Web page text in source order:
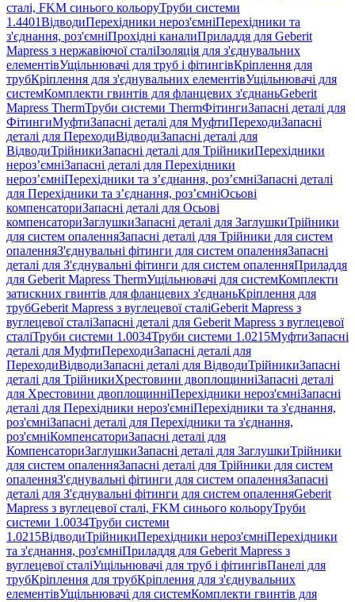
сталі, FKM синього кольоруТруби системи
1.4401ВідводиПерехідники нероз'ємніПерехідники та
з'єднання, роз'ємніПрохідні каналиПриладдя для Geberit
Mapress з нержавіючої сталіІзоляція для з'єднувальних
елементівУщільнювачі для труб і фітингівКріплення для
трубКріплення для з'єднувальних елементівУщільнювачі для
системКомплекти гвинтів для фланцевих з'єднаньGeberit
Mapress ThermТруби системи ThermФітингиЗапасні деталі для
ФітингиМуфтиЗапасні деталі для МуфтиПереходиЗапасні
деталі для ПереходиВідводиЗапасні деталі для
ВідводиТрійникиЗапасні деталі для ТрійникиПерехідники
нероз’ємніЗапасні деталі для Перехідники
нероз’ємніПерехідники та з’єднання, роз’ємніЗапасні деталі
для Перехідники та з’єднання, роз’ємніОсьові
компенсаториЗапасні деталі для Осьові
компенсаториЗаглушкиЗапасні деталі для ЗаглушкиТрійники
для систем опаленняЗапасні деталі для Трійники для систем
опаленняЗ'єднувальні фітинги для систем опаленняЗапасні
деталі для З'єднувальні фітинги для систем опаленняПриладдя
для Geberit Mapress ThermУщільнювачі для системКомплекти
затискних гвинтів для фланцевих з'єднаньКріплення для
трубGeberit Mapress з вуглецевої сталіGeberit Mapress з
вуглецевої сталіЗапасні деталі для Geberit Mapress з вуглецевої
сталіТруби системи 1.0034Труби системи 1.0215МуфтиЗапасні
деталі для МуфтиПереходиЗапасні деталі для
ПереходиВідводиЗапасні деталі для ВідводиТрійникиЗапасні
деталі для ТрійникиХрестовини двоплощинніЗапасні деталі
для Хрестовини двоплощинніПерехідники нероз'ємніЗапасні
деталі для Перехідники нероз'ємніПерехідники та з'єднання,
роз'ємніЗапасні деталі для Перехідники та з'єднання,
роз'ємніКомпенсаториЗапасні деталі для
КомпенсаториЗаглушкиЗапасні деталі для ЗаглушкиТрійники
для систем опаленняЗапасні деталі для Трійники для систем
опаленняЗ'єднувальні фітинги для систем опаленняЗапасні
деталі для З'єднувальні фітинги для систем опаленняGeberit
Mapress з вуглецевої сталі, FKM синього кольоруТруби
системи 1.0034Труби системи
1.0215ВідводиТрійникиПерехідники нероз'ємніПерехідники
та з'єднання, роз'ємніПриладдя для Geberit Mapress з
вуглецевої сталіУщільнювачі для труб і фітингівПанелі для
трубКріплення для трубКріплення для з'єднувальних
елементівУщільнювачі для системКомплекти гвинтів для